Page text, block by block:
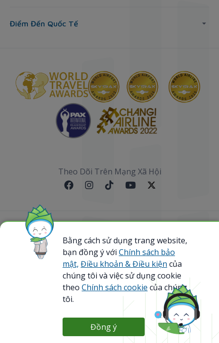
Điểm Đến Quốc Tế
Theo Dõi Trên Mạng Xã Hội
Sơ đồ website
@ 2023 Bamboo Airways Copyright. All Rights
Reserved.
Business Registration Code: 0107867370
Bằng cách sử dụng trang website,
bạn đồng ý với Chính sách bảo
mật, Điều khoản & Điều kiện của
chúng tôi và việc sử dụng cookie
theo Chính sách cookie của chúng
tôi.
Đồng ý